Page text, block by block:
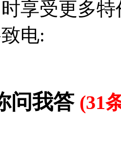
享受更多
电:
问我答 (31